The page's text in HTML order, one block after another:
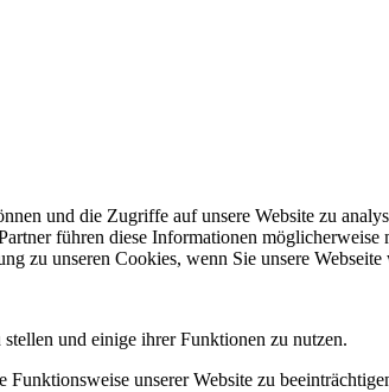
und die Zugriffe auf unsere Website zu
führen diese Informationen
zu unseren Cookies, wenn Sie unsere
und einige ihrer Funktionen zu nutzen.
unserer Website zu